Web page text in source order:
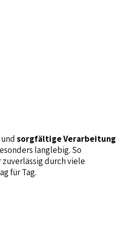
sorgfältige Verarbeitung
langlebig. So
durch viele
für Tag.